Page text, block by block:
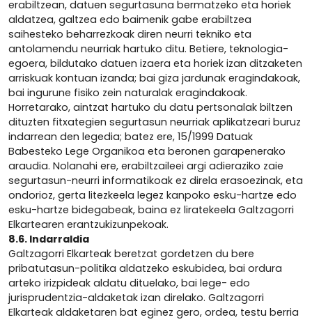
erabiltzean, datuen segurtasuna bermatzeko eta horiek
aldatzea, galtzea edo baimenik gabe erabiltzea
saihesteko beharrezkoak diren neurri tekniko eta
antolamendu neurriak hartuko ditu. Betiere, teknologia-
egoera, bildutako datuen izaera eta horiek izan ditzaketen
arriskuak kontuan izanda; bai giza jardunak eragindakoak,
bai ingurune fisiko zein naturalak eragindakoak.
Horretarako, aintzat hartuko du datu pertsonalak biltzen
dituzten fitxategien segurtasun neurriak aplikatzeari buruz
indarrean den legedia; batez ere, 15/1999 Datuak
Babesteko Lege Organikoa eta beronen garapenerako
araudia. Nolanahi ere, erabiltzaileei argi adieraziko zaie
segurtasun-neurri informatikoak ez direla erasoezinak, eta
ondorioz, gerta litezkeela legez kanpoko esku-hartze edo
esku-hartze bidegabeak, baina ez liratekeela Galtzagorri
Elkartearen erantzukizunpekoak.
8.6. Indarraldia
Galtzagorri Elkarteak beretzat gordetzen du bere
pribatutasun-politika aldatzeko eskubidea, bai ordura
arteko irizpideak aldatu dituelako, bai lege- edo
jurisprudentzia-aldaketak izan direlako. Galtzagorri
Elkarteak aldaketaren bat eginez gero, ordea, testu berria